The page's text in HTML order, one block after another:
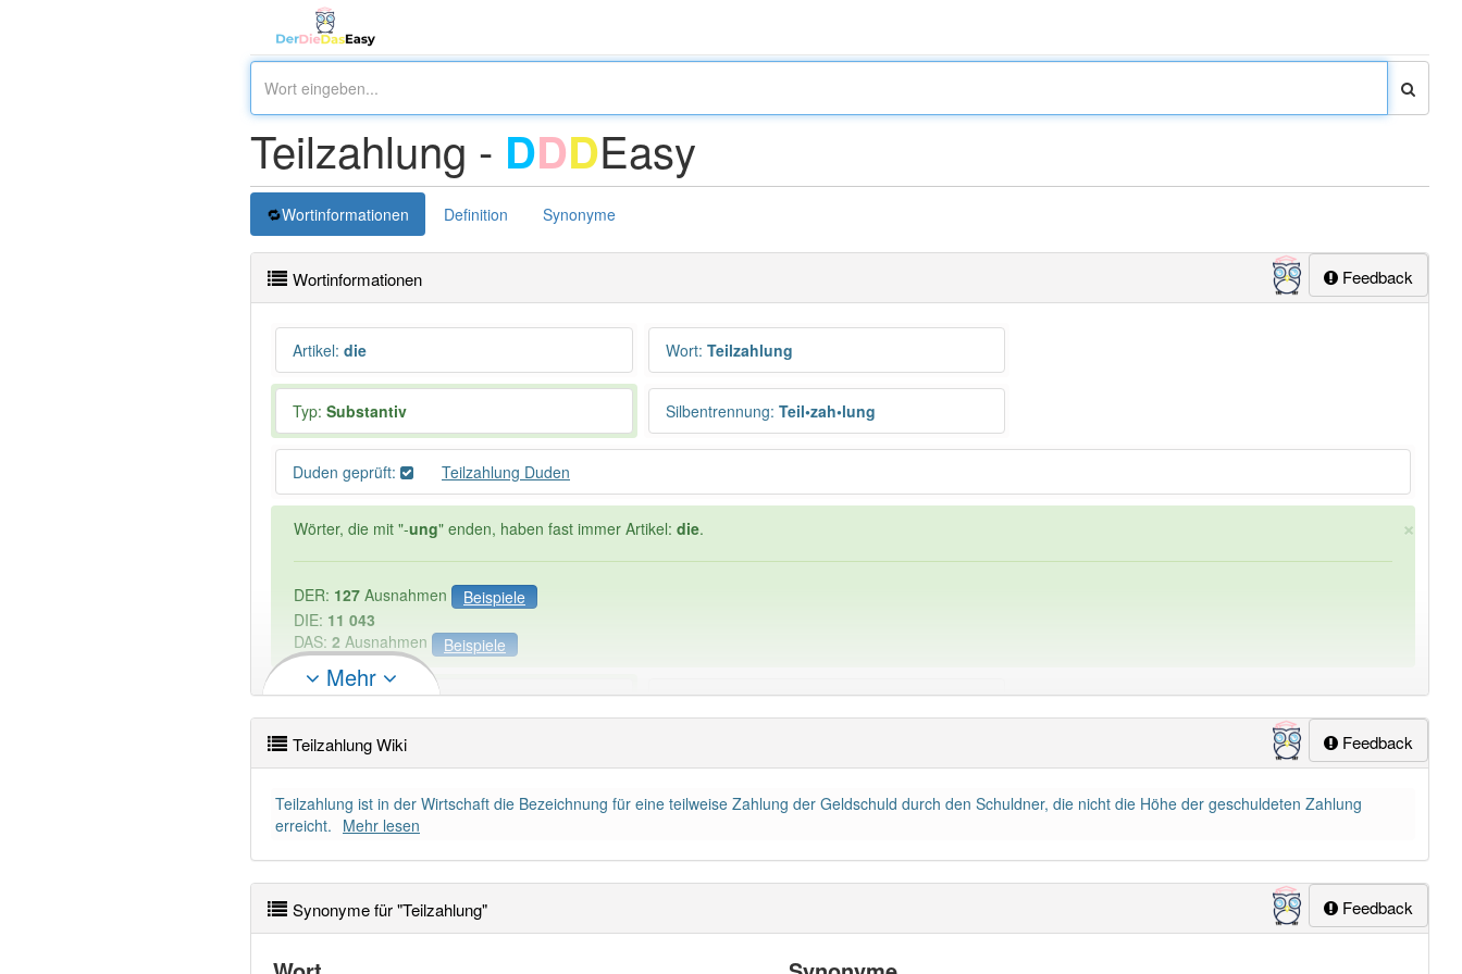
Teilzahlung - DDDEasy
Wortinformationen Definition Synonyme
Feedback
Wortinformationen
Artikel: die Wort: Teilzahlung
Typ: Substantiv Silbentrennung: Teil•zah•lung
Duden geprüft: Teilzahlung Duden
×
Wörter, die mit "-ung" enden, haben fast immer Artikel: die.
DER: 127 Ausnahmen
Beispiele
DIE: 11 043
DAS: 2 Ausnahmen Beispiele
PowerIndex:15 Häufigkeit: 4 von 10
Wörter mit Endung aber mit einem anderen Artikel die: 0
94% unserer Spielapp-Nutzer haben den Artikel korrekt erraten.
Mehr
Feedback
Teilzahlung Wiki
Teilzahlung ist in der Wirtschaft die Bezeichnung für eine teilweise Zahlung der Geldschuld durch den Schuldner, die nicht die Höhe der geschuldeten Zahlung
erreicht. Mehr lesen
Feedback
Synonyme für "Teilzahlung"